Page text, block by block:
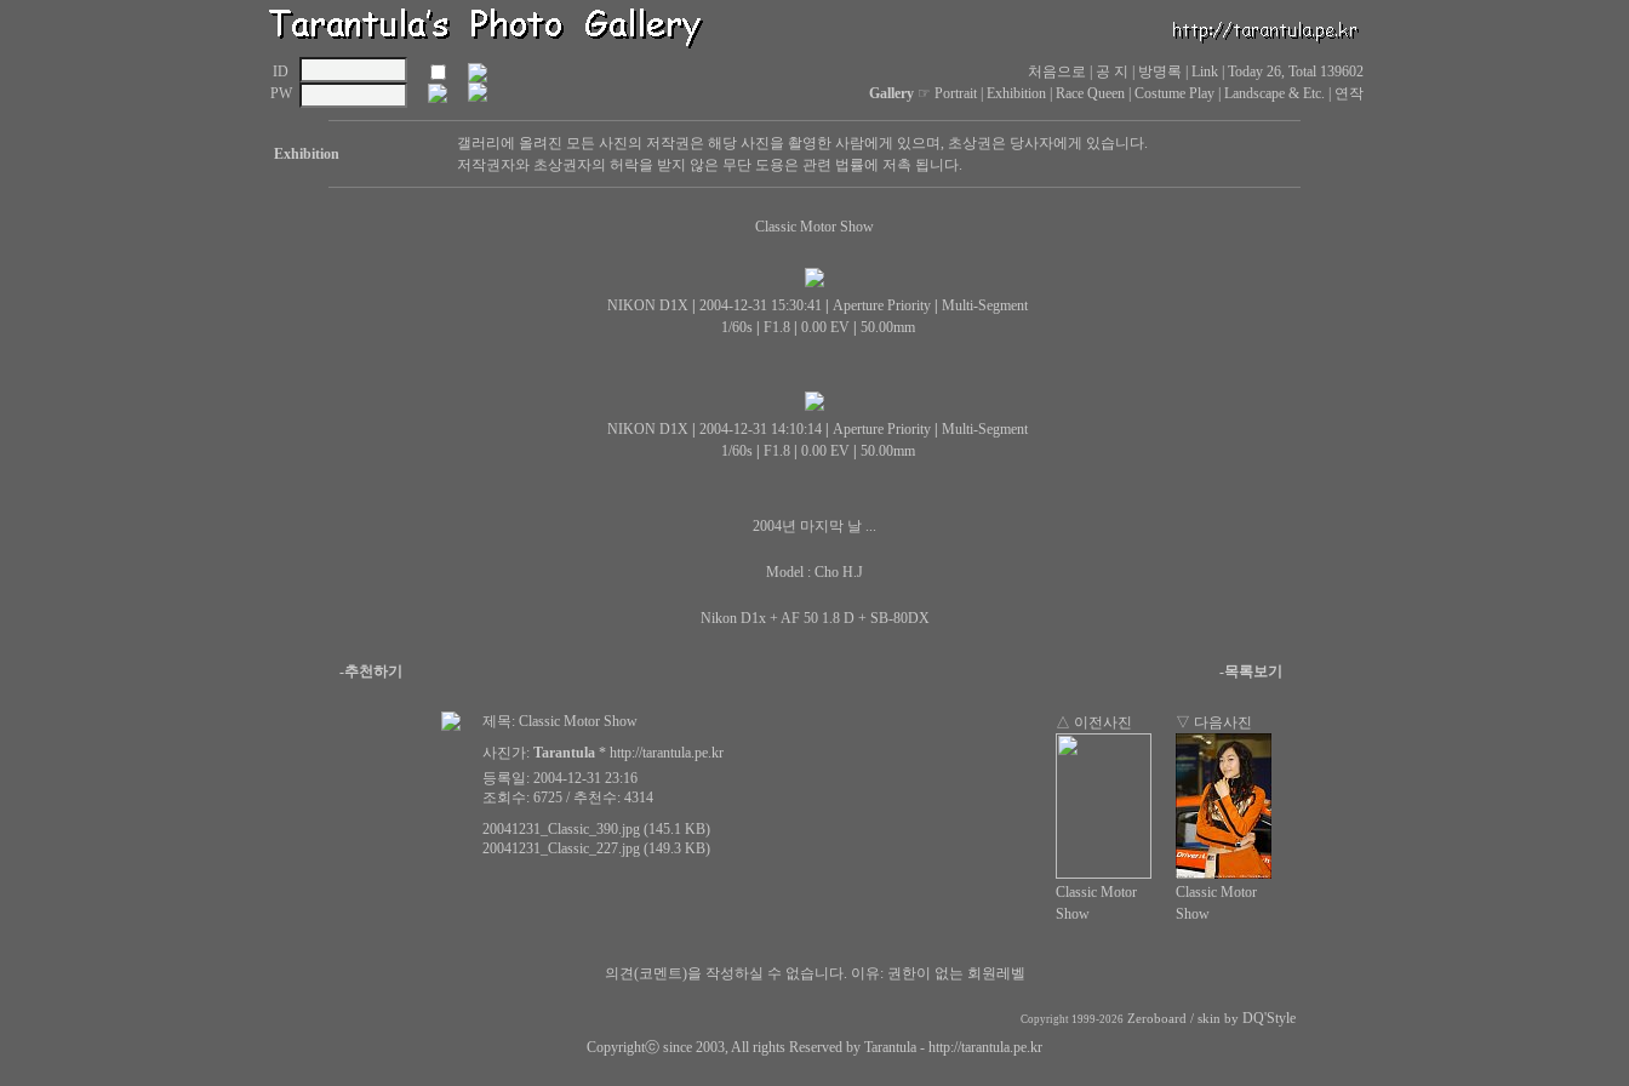
ID
PW
처음으로 공 지 방명록 Link| Today 26, Total 139602
Gallery☞ Portrait| Exhibition| Race Queen| Costume Play| Landscape & Etc. 연작
Exhibition
갤러리에 올려진 모든 사진의 저작권은 해당 사진을 촬영한 사람에게 있으며, 초상권은 당사자에게 있습니다.
저작권자와 초상권자의 허락을 받지 않은 무단 도용은 관련 법률에 저촉 됩니다.
Classic Motor Show
NIKON D1X 2004-12-31 15:30:41 Aperture Priority
Multi-Segment
1/60s
F1.8| 0.00 EV 50.00mm
NIKON D1X 2004-12-31 14:10:14 Aperture Priority
Multi-Segment
1/60s
F1.8| 0.00 EV 50.00mm
2004년 마지막 날 ...
Model : Cho H.J
Nikon D1x + AF 50 1.8 D + SB-80DX
-추천하기 -목록보기
제목: Classic Motor Show
사진가: Tarantula * http://tarantula.pe.kr
등록일: 2004-12-31 23:16
조회수: 6725 / 추천수: 4314
20041231_Classic_390.jpg (145.1 KB)
20041231_Classic_227.jpg (149.3 KB)
△ 이전사진
Classic Motor
Show
▽ 다음사진
Classic Motor
Show
의견(코멘트)을 작성하실 수 없습니다. 이유: 권한이 없는 회원레벨
Copyright 1999-2026 Zeroboard / skin by DQ'Style
Copyrightⓒ since 2003, All rights Reserved by Tarantula - http://tarantula.pe.kr